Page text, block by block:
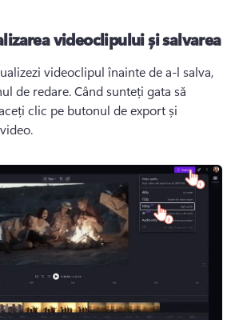
videoclipului și salvarea
videoclipul înainte de a-l salva,
de redare. Când sunteți gata să
clic pe butonul de export și